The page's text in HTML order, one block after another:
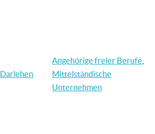
Darlehen
Angehörige freier Berufe
Mittelständische
Unternehmen